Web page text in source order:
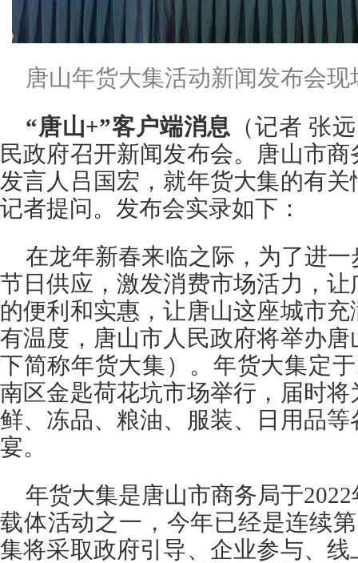
唐山年货大集活动新闻发布会
“唐山+”客户端消息 （记者 张
民政府召开新闻发布会。唐山市
发言人吕国宏，就年货大集的有
记者提问。发布会实录如下：
在龙年新春来临之际，为了进
节日供应，激发消费市场活力，
的便利和实惠，让唐山这座城市
有温度，唐山市人民政府将举办
下简称年货大集）。年货大集定
南区金匙荷花坑市场举行，届时
鲜、冻品、粮油、服装、日用品
宴。
年货大集是唐山市商务局于
载体活动之一，今年已经是连续
集将采取政府引导、企业参与、